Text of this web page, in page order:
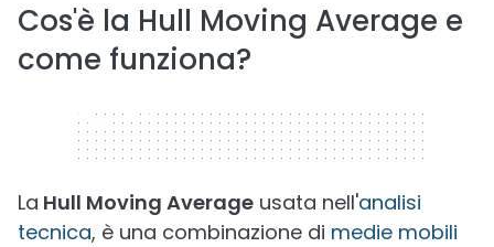
Cos'è la Hull Moving Average e
come funziona?
320 x 50
La Hull Moving Average usata nell'analisi
tecnica, è una combinazione di medie mobili